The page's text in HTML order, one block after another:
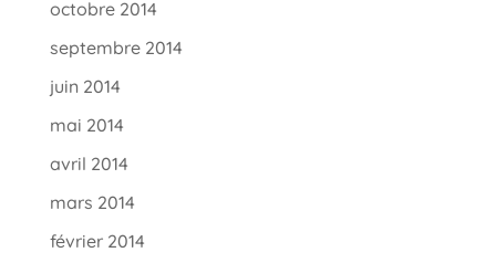
octobre 2014
septembre 2014
juin 2014
mai 2014
avril 2014
mars 2014
février 2014